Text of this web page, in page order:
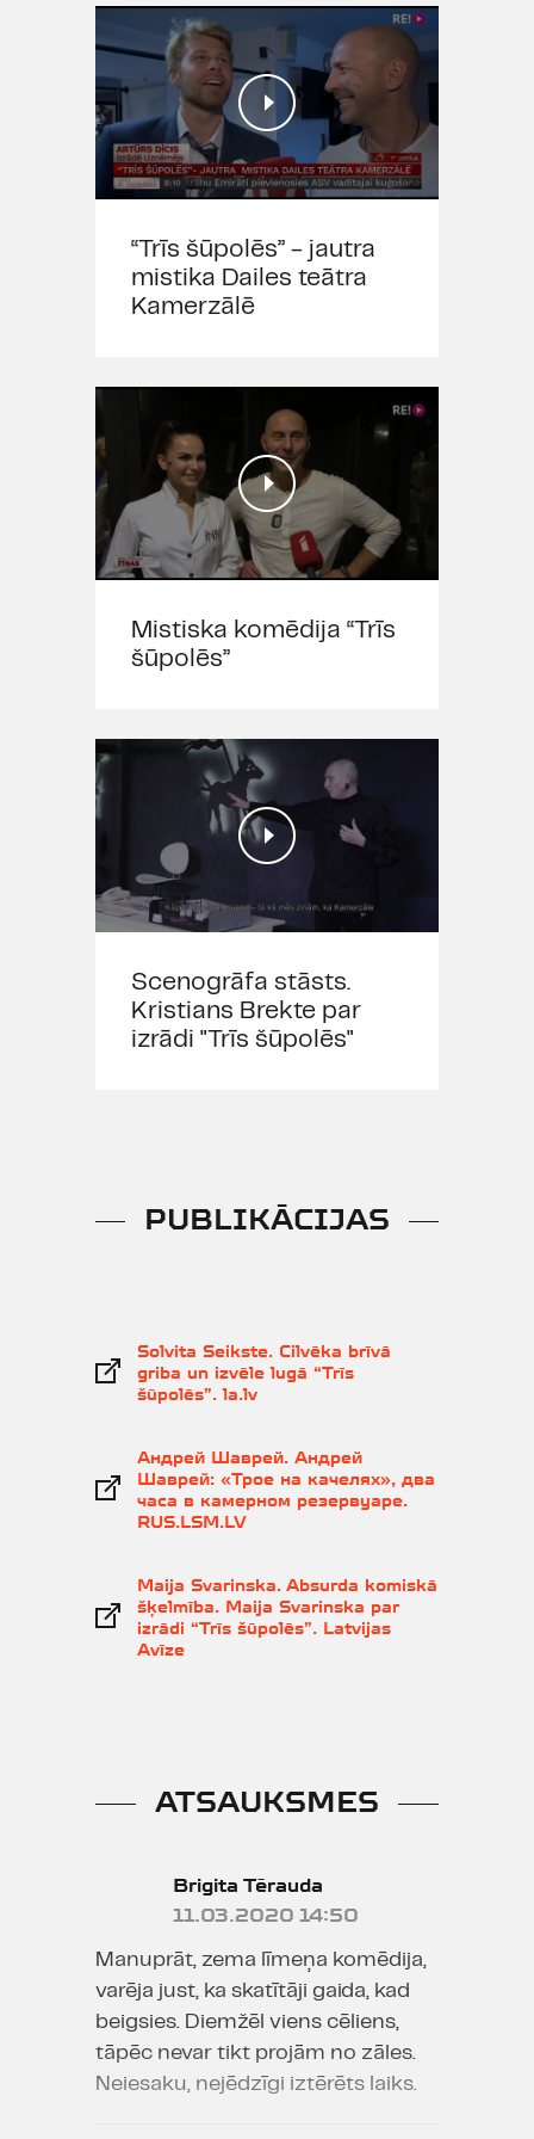
“Trīs šūpolēs” - jautra
mistika Dailes teātra
Kamerzālē
Mistiska komēdija “Trīs
šūpolēs”
Scenogrāfa stāsts.
Kristians Brekte par
izrādi "Trīs šūpolēs"
PUBLIKĀCIJAS
Solvita Seikste. Cilvēka brīvā
griba un izvēle lugā “Trīs
šūpolēs”. la.lv
Андрей Шаврей. Андрей
Шаврей: «Трое на качелях», два
часа в камерном резервуаре.
RUS.LSM.LV
Maija Svarinska. Absurda komiskā
šķelmība. Maija Svarinska par
izrādi “Trīs šūpolēs”. Latvijas
Avīze
ATSAUKSMES
Brigita Tērauda
11.03.2020 14:50
Manuprāt, zema līmeņa komēdija,
varēja just, ka skatītāji gaida, kad
beigsies. Diemžēl viens cēliens,
tāpēc nevar tikt projām no zāles.
Neiesaku, nejēdzīgi iztērēts laiks.